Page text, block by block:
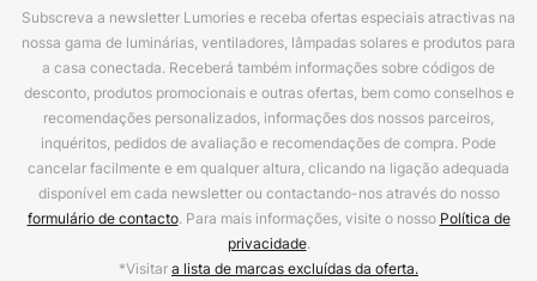
Subscreva a newsletter Lumories e receba ofertas especiais atractivas na
nossa gama de luminárias, ventiladores, lâmpadas solares e produtos para
a casa conectada. Receberá também informações sobre códigos de
desconto, produtos promocionais e outras ofertas, bem como conselhos e
recomendações personalizados, informações dos nossos parceiros,
inquéritos, pedidos de avaliação e recomendações de compra. Pode
cancelar facilmente e em qualquer altura, clicando na ligação adequada
disponível em cada newsletter ou contactando-nos através do nosso
formulário de contacto. Para mais informações, visite o nosso Política de
privacidade.
*Visitara lista de marcas excluídas da oferta.